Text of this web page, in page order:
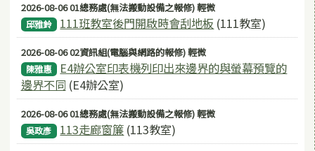
2026-08-06 01總務處(無法搬動設備之報修) 輕微
邱雅鈴 111班教室後門開啟時會刮地板 (111教室)
2026-08-06 02資訊組(電腦與網路的報修) 輕微
陳雅惠
E4辦公室印表機列印出來邊界的與螢幕預覽的
邊界不同 (E4辦公室)
2026-08-06 01總務處(無法搬動設備之報修) 輕微
吳政彥 113走廊窗簾 (113教室)